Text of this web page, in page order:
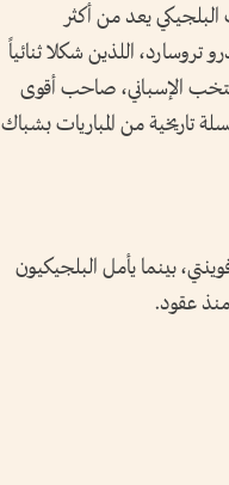
البلجيكي يعد من أكثر
تروسارد، اللذين شكلا ثنائياً
الإسباني، صاحب أقوى
تاريخية من المباريات بشباك
بينما يأمل البلجيكيون
منذ عقود.